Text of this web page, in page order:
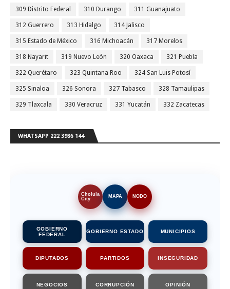
309 Distrito Federal 310 Durango 311 Guanajuato
312 Guerrero 313 Hidalgo 314 Jalisco
315 Estado de México 316 Michoacán 317 Morelos
318 Nayarit 319 Nuevo León 320 Oaxaca 321 Puebla
322 Querétaro 323 Quintana Roo 324 San Luis Potosí
325 Sinaloa 326 Sonora 327 Tabasco 328 Tamaulipas
329 Tlaxcala 330 Veracruz 331 Yucatán 332 Zacatecas
WHATSAPP 222 3986 144
Cholula
City
MAPA NODO
GOBIERNO
FEDERAL
GOBIERNO ESTADO MUNICIPIOS
DIPUTADOS PARTIDOS INSEGURIDAD
NEGOCIOS CORRUPCIÓN OPINIÓN